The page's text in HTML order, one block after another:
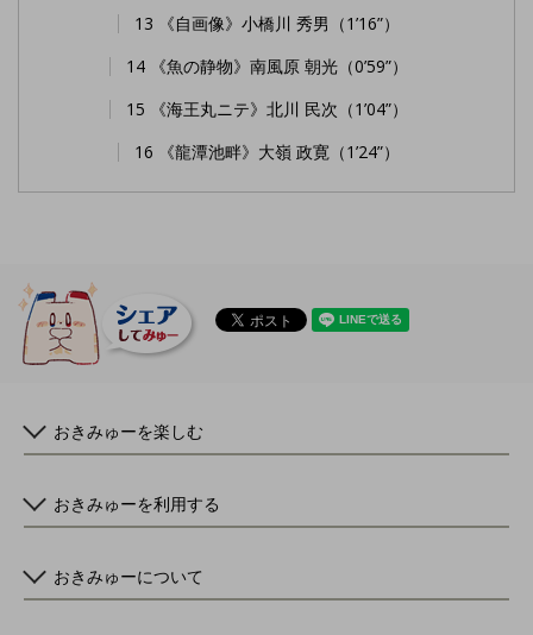
13 《自画像》小橋川 秀男（1’16”）
14 《魚の静物》南風原 朝光（0’59”）
15 《海王丸ニテ》北川 民次（1’04”）
16 《龍潭池畔》大嶺 政寛（1’24”）
おきみゅーを楽しむ
おきみゅーを利用する
おきみゅーについて